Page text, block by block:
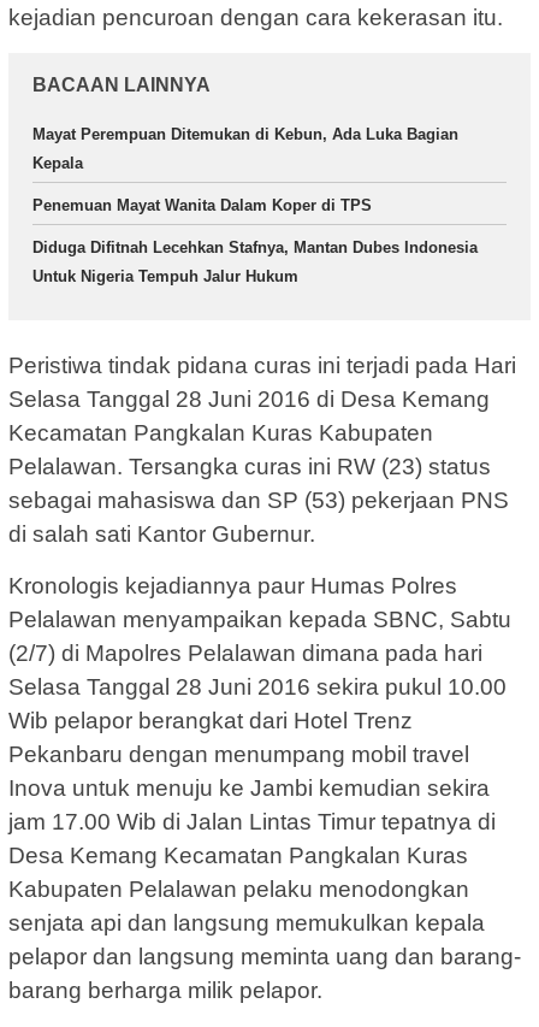
kejadian pencuroan dengan cara kekerasan itu.
BACAAN LAINNYA
Mayat Perempuan Ditemukan di Kebun, Ada Luka Bagian
Kepala
Penemuan Mayat Wanita Dalam Koper di TPS
Diduga Difitnah Lecehkan Stafnya, Mantan Dubes Indonesia
Untuk Nigeria Tempuh Jalur Hukum
Peristiwa tindak pidana curas ini terjadi pada Hari
Selasa Tanggal 28 Juni 2016 di Desa Kemang
Kecamatan Pangkalan Kuras Kabupaten
Pelalawan. Tersangka curas ini RW (23) status
sebagai mahasiswa dan SP (53) pekerjaan PNS
di salah sati Kantor Gubernur.
Kronologis kejadiannya paur Humas Polres
Pelalawan menyampaikan kepada SBNC, Sabtu
(2/7) di Mapolres Pelalawan dimana pada hari
Selasa Tanggal 28 Juni 2016 sekira pukul 10.00
Wib pelapor berangkat dari Hotel Trenz
Pekanbaru dengan menumpang mobil travel
Inova untuk menuju ke Jambi kemudian sekira
jam 17.00 Wib di Jalan Lintas Timur tepatnya di
Desa Kemang Kecamatan Pangkalan Kuras
Kabupaten Pelalawan pelaku menodongkan
senjata api dan langsung memukulkan kepala
pelapor dan langsung meminta uang dan barang-
barang berharga milik pelapor.